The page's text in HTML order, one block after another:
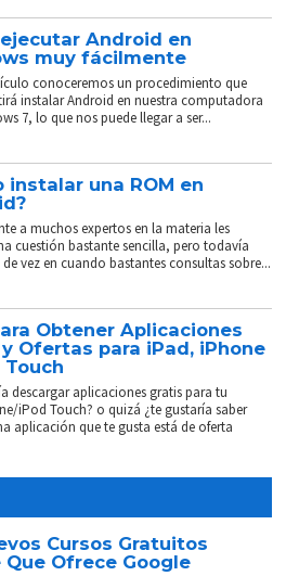
Android en
muy fácilmente
conoceremos un procedimiento que
instalar Android en nuestra computadora
7, lo que nos puede llegar a ser...
instalar una ROM en
a muchos expertos en la materia les
cuestión bastante sencilla, pero todavía
vez en cuando bastantes consultas sobre...
Obtener Aplicaciones
Ofertas para iPad, iPhone
Touch
descargar aplicaciones gratis para tu
iPod Touch? o quizá ¿te gustaría saber
aplicación que te gusta está de oferta
Cursos Gratuitos
Que Ofrece Google